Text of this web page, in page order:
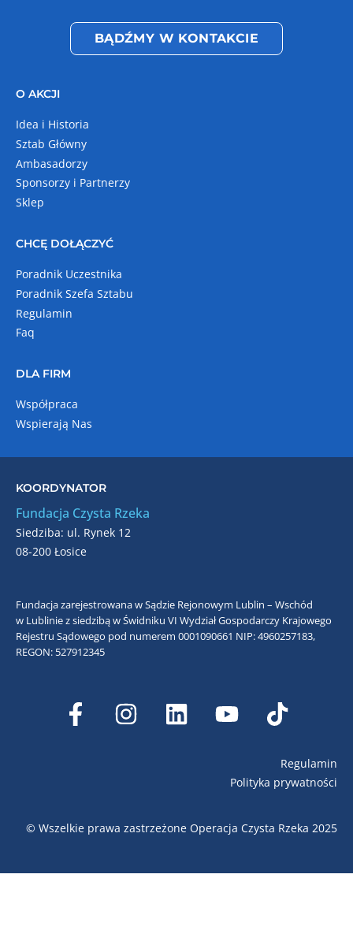
BĄDŹMY W KONTAKCIE
O AKCJI
Idea i Historia
Sztab Główny
Ambasadorzy
Sponsorzy i Partnerzy
Sklep
CHCĘ DOŁĄCZYĆ
Poradnik Uczestnika
Poradnik Szefa Sztabu
Regulamin
Faq
DLA FIRM
Współpraca
Wspierają Nas
KOORDYNATOR
Fundacja Czysta Rzeka
Siedziba: ul. Rynek 12
08-200 Łosice
Fundacja zarejestrowana w Sądzie Rejonowym Lublin – Wschód
w Lublinie z siedzibą w Świdniku VI Wydział Gospodarczy Krajowego
Rejestru Sądowego pod numerem 0001090661 NIP: 4960257183,
REGON: 527912345
Regulamin
Polityka prywatności
© Wszelkie prawa zastrzeżone Operacja Czysta Rzeka 2025